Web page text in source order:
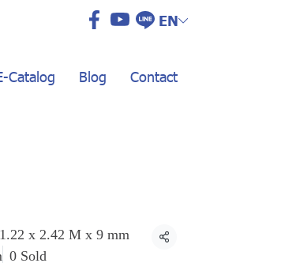
EN
Catalog Blog Contact
x 2.42 M x 9 mm
0 Sold
Share